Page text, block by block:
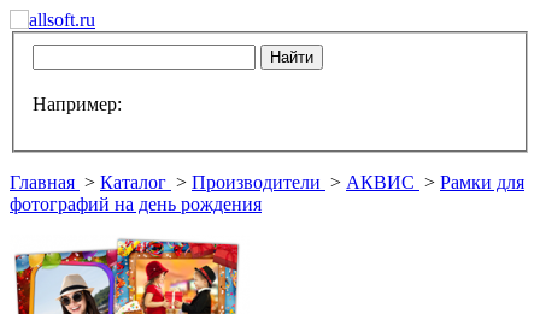
Например:
Главная > Каталог > Производители > АКВИС > Рамки для
фотографий на день рождения